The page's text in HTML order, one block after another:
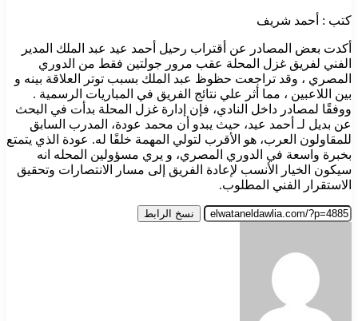
كتب : أحمد شريف
أكدت بعض المصادر عن أقتراب رحيل أحمد عيد عبد الملك المدير
الفني لفريق غزل المحلة عقب مرور جولتين فقط من الدوري
المصري ، وقد تراجعت حظوظ عبد الملك بسبب توتر العلاقة بينه و
بين اللاعبين ، مما أثر علي نتائج الفريق في المباريات الرسمية .
ووفقًا لمصادر داخل النادي، فإن إدارة غزل المحلة بدأت في البحث
عن بديل لـ أحمد عيد، حيث يبدو أن محمد عودة، المدرب السابق
للمقاولون العرب، هو الأقرب لتولي المهمة خلفًا له. عودة الذي يتمتع
بخبرة واسعة في الدوري المصري، و يري مسؤولين المحله انه
سيكون الخيار الأنسب لإعادة الفريق إلى مسار الانتصارات وتحقيق
الاستقرار الفني المطلوب.
نسخ الرابط